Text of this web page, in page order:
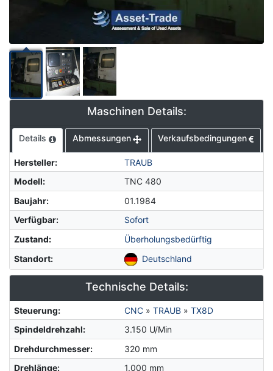
Maschinen Details:
Details Abmessungen Verkaufsbedingungen
Hersteller:
TRAUB
Modell:
TNC 480
Baujahr:
01.1984
Verfügbar:
Sofort
Zustand:
Überholungsbedürftig
Standort: Deutschland
Technische Details:
Steuerung: CNC» TRAUB» TX8D
Spindeldrehzahl:
3.150 U/Min
Drehdurchmesser:
320 mm
Drehlänge:
1.000 mm